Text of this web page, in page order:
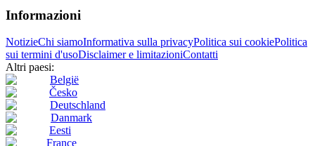
Informazioni
NotizieChi siamoInformativa sulla privacyPolitica sui cookiePolitica
sui termini d'usoDisclaimer e limitazioniContatti
Altri paesi:
België
Česko
Deutschland
Danmark
Eesti
France